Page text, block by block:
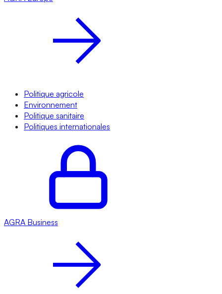
Politique agricole
Environnement
Politique sanitaire
Politiques internationales
AGRA Business